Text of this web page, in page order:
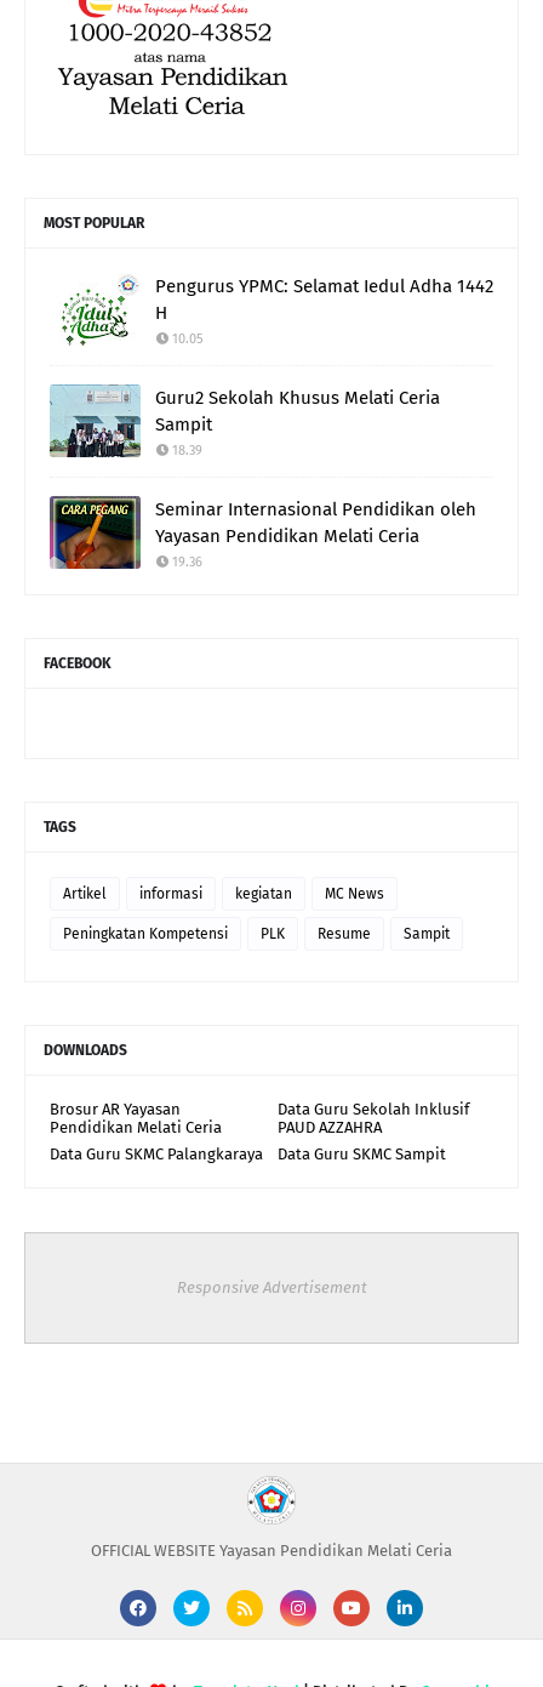
MOST POPULAR
Pengurus YPMC: Selamat Iedul Adha 1442
H
10.05
Guru2 Sekolah Khusus Melati Ceria
Sampit
18.39
Seminar Internasional Pendidikan oleh
Yayasan Pendidikan Melati Ceria
19.36
FACEBOOK
TAGS
Artikel informasi kegiatan MC News
Peningkatan Kompetensi PLK Resume Sampit
DOWNLOADS
Brosur AR Yayasan
Pendidikan Melati Ceria
Data Guru Sekolah Inklusif
PAUD AZZAHRA
Data Guru SKMC Palangkaraya
Data Guru SKMC Sampit
Responsive Advertisement
OFFICIAL WEBSITE Yayasan Pendidikan Melati Ceria